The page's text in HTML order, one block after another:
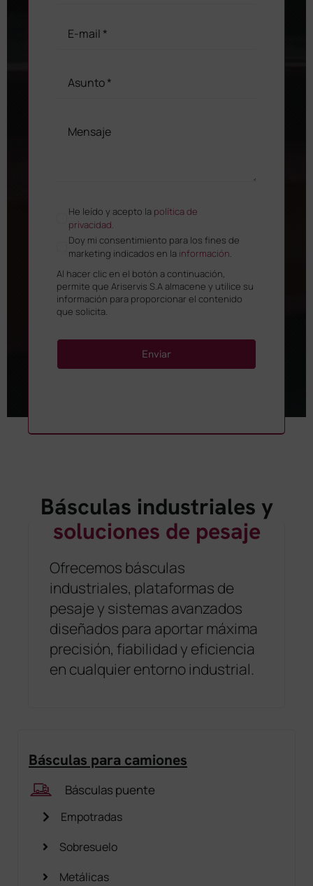
He leído y acepto la política de
privacidad.
Doy mi consentimiento para los fines de
marketing indicados en la información.
Al hacer clic en el botón a continuación,
permite que Ariservis S.A almacene y utilice su
información para proporcionar el contenido
que solicita.
Enviar
Básculas industriales y
soluciones de pesaje
Ofrecemos básculas
industriales, plataformas de
pesaje y sistemas avanzados
diseñados para aportar máxima
precisión, fiabilidad y eficiencia
en cualquier entorno industrial.
Básculas para camiones
Básculas puente
Empotradas
Sobresuelo
Metálicas